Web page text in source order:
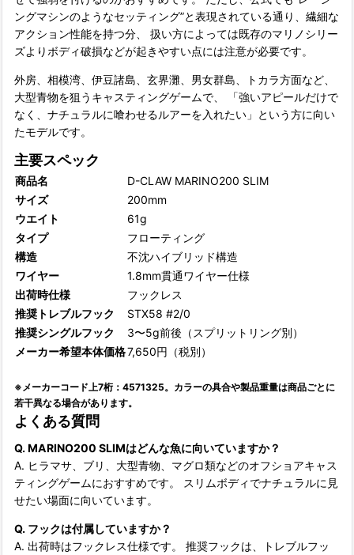
ングマシンのようなセッティング”と表現されている通り、繊細な
アクション性能を持つ分、 扱い方によっては既存のマリノシリー
ズよりボディ破損などが起きやすい点には注意が必要です。
外房、相模湾、伊豆諸島、玄界灘、男女群島、トカラ方面など、
大型青物を狙うキャスティングゲームで、 「強いアピールだけで
なく、ナチュラルに喰わせるルアーを入れたい」という方に向い
たモデルです。
主要スペック
商品名
D-CLAW MARINO200 SLIM
サイズ
200mm
ウエイト
61g
タイプ
フローティング
構造
不沈ハイブリッド構造
ワイヤー
1.8mm貫通ワイヤー仕様
出荷時仕様
フックレス
推奨トレブルフック
STX58 #2/0
推奨シングルフック
3〜5g前後（スプリットリング別）
メーカー希望本体価格7,650円（税別）
※メーカーコード上7桁：4571325。カラーの具合や製品重量は商品ごとに
若干異なる場合があります。
よくある質問
Q. MARINO200 SLIMはどんな魚に向いていますか？
A. ヒラマサ、ブリ、大型青物、マグロ類などのオフショアキャス
ティングゲームにおすすめです。 スリムボディでナチュラルに見
せたい場面に向いています。
Q. フックは付属していますか？
A. 出荷時はフックレス仕様です。 推奨フックは、トレブルフッ